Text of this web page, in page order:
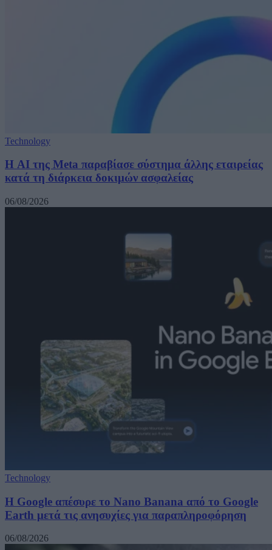
Technology
Η AI της Meta παραβίασε σύστημα άλλης εταιρείας
κατά τη διάρκεια δοκιμών ασφαλείας
06/08/2026
Technology
Η Google απέσυρε το Nano Banana από το Google
Earth μετά τις ανησυχίες για παραπληροφόρηση
06/08/2026